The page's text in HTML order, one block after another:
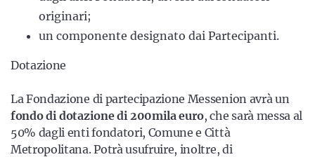
originari;
un componente designato dai Partecipanti.
Dotazione
La Fondazione di partecipazione Messenion avrà un
fondo di dotazione di 200mila euro, che sarà messa al
50% dagli enti fondatori, Comune e Città
Metropolitana. Potrà usufruire, inoltre, di